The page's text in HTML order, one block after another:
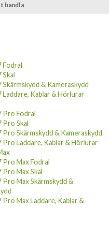
handla
Fodral
Skal
Skärmskydd & Kameraskydd
Laddare, Kablar & Hörlurar
Pro Fodral
Pro Skal
Pro Skärmskydd & Kameraskydd
Pro Laddare, Kablar & Hörlurar
Pro Max Fodral
Pro Max Skal
Pro Max Skärmskydd &
Pro Max Laddare, Kablar &